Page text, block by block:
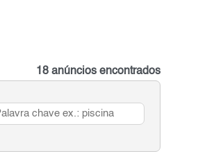
18 anúncios encontrados